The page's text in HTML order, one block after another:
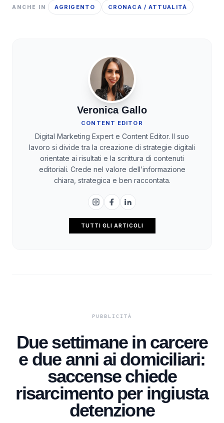
ANCHE IN AGRIGENTO CRONACA / ATTUALITÀ
Veronica Gallo
CONTENT EDITOR
Digital Marketing Expert e Content Editor. Il suo
lavoro si divide tra la creazione di strategie digitali
orientate ai risultati e la scrittura di contenuti
editoriali. Crede nel valore dell’informazione
chiara, strategica e ben raccontata.
TUTTI GLI ARTICOLI
Due settimane in carcere
e due anni ai domiciliari:
saccense chiede
risarcimento per ingiusta
detenzione